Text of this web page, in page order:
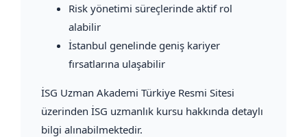
Risk yönetimi süreçlerinde aktif rol
alabilir
İstanbul genelinde geniş kariyer
fırsatlarına ulaşabilir
İSG Uzman Akademi Türkiye Resmi Sitesi
üzerinden İSG uzmanlık kursu hakkında detaylı
bilgi alınabilmektedir.